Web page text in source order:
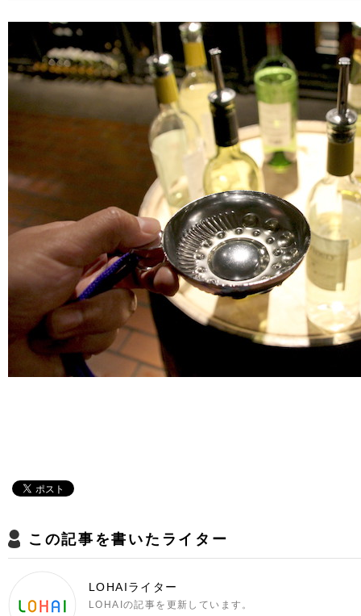
この記事を書いたライター
LOHAIライター
LOHAIの記事を更新しています。